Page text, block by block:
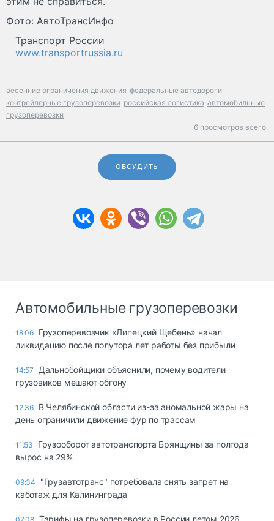
Фото: АвтоТрансИнфо
Транспорт России
www.transportrussia.ru
весенние ограничения движения федеральные автодороги
контрейлерные грузоперевозки российская логистика автомобильные
грузоперевозки
6 просмотров всего.
ОБСУДИТЬ
Автомобильные грузоперевозки
18:06 Грузоперевозчик «Липецкий Щебень» начал
ликвидацию после полутора лет работы без прибыли
14:57
Дальнобойщики объяснили, почему водители
грузовиков мешают обгону
12:36 В Челябинской области из-за аномальной жары на
день ограничили движение фур по трассам
11:53
Грузооборот автотранспорта Брянщины за полгода
вырос на 29%
09:34
"Грузавтотранс" потребовала снять запрет на
каботаж для Калининграда
Тарифы на грузоперевозки в России летом 2026